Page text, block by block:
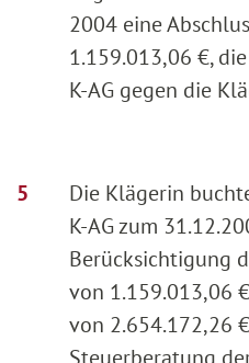
2004 eine
1.159.013,06 €,
K-AG gegen die
Die Klägerin
K-AG zum
Berücksichtigung
von 1.159.013,06
von 2.654.172,26